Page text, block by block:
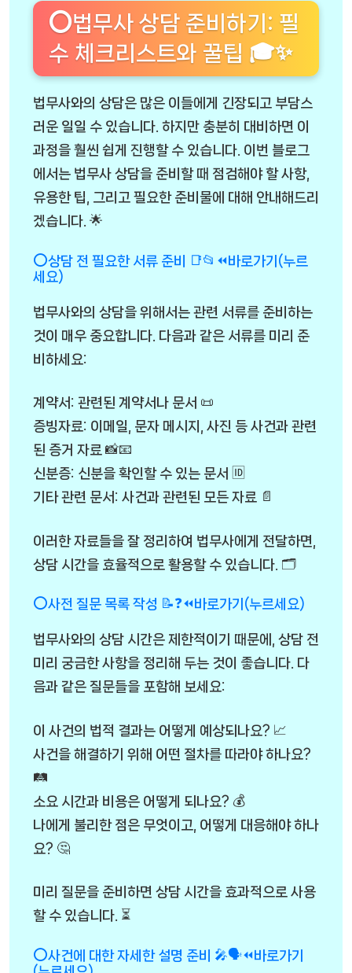
⭕법무사 상담 준비하기: 필
수 체크리스트와 꿀팁 🎓✨
법무사와의 상담은 많은 이들에게 긴장되고 부담스
러운 일일 수 있습니다. 하지만 충분히 대비하면 이
과정을 훨씬 쉽게 진행할 수 있습니다. 이번 블로그
에서는 법무사 상담을 준비할 때 점검해야 할 사항,
유용한 팁, 그리고 필요한 준비물에 대해 안내해드리
겠습니다. 🌟
⭕상담 전 필요한 서류 준비 📑📂⏪바로가기(누르
세요)
법무사와의 상담을 위해서는 관련 서류를 준비하는
것이 매우 중요합니다. 다음과 같은 서류를 미리 준
비하세요:
계약서: 관련된 계약서나 문서 📜
증빙자료: 이메일, 문자 메시지, 사진 등 사건과 관련
된 증거 자료 📸📧
신분증: 신분을 확인할 수 있는 문서 🆔
기타 관련 문서: 사건과 관련된 모든 자료 📄
이러한 자료들을 잘 정리하여 법무사에게 전달하면,
상담 시간을 효율적으로 활용할 수 있습니다. 🗂️
⭕사전 질문 목록 작성 📝❓⏪바로가기(누르세요)
법무사와의 상담 시간은 제한적이기 때문에, 상담 전
미리 궁금한 사항을 정리해 두는 것이 좋습니다. 다
음과 같은 질문들을 포함해 보세요:
이 사건의 법적 결과는 어떻게 예상되나요? 📈
사건을 해결하기 위해 어떤 절차를 따라야 하나요?
🛤️
소요 시간과 비용은 어떻게 되나요? 💰
나에게 불리한 점은 무엇이고, 어떻게 대응해야 하나
요? 🤔
미리 질문을 준비하면 상담 시간을 효과적으로 사용
할 수 있습니다. ⏳
⭕사건에 대한 자세한 설명 준비 🎤🗣️⏪바로가기